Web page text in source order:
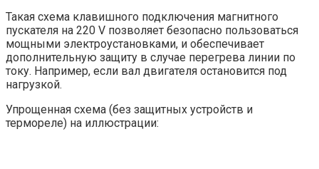
Такая схема клавишного подключения магнитного
пускателя на 220 V позволяет безопасно пользоваться
мощными электроустановками, и обеспечивает
дополнительную защиту в случае перегрева линии по
току. Например, если вал двигателя остановится под
нагрузкой.
Упрощенная схема (без защитных устройств и
термореле) на иллюстрации: